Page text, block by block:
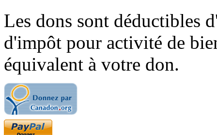
Les dons sont déductibles
d'impôt pour activité de
équivalent à votre don.